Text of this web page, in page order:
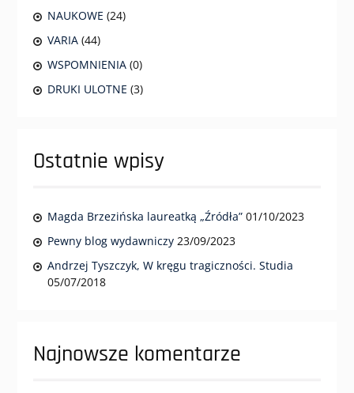
NAUKOWE (24)
VARIA (44)
WSPOMNIENIA (0)
DRUKI ULOTNE (3)
Ostatnie wpisy
Magda Brzezińska laureatką „Źródła” 01/10/2023
Pewny blog wydawniczy 23/09/2023
Andrzej Tyszczyk, W kręgu tragiczności. Studia
05/07/2018
Najnowsze komentarze